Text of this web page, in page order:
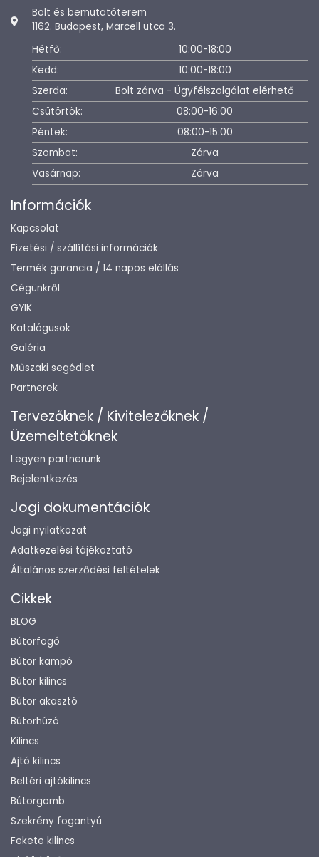
Bolt és bemutatóterem
1162. Budapest, Marcell utca 3.
Hétfő:
10:00-18:00
Kedd:
10:00-18:00
Szerda:
Bolt zárva - Ügyfélszolgálat elérhető
Csütörtök:
08:00-16:00
Péntek:
08:00-15:00
Szombat:
Zárva
Vasárnap:
Zárva
Információk
Kapcsolat
Fizetési / szállítási információk
Termék garancia / 14 napos elállás
Cégünkről
GYIK
Katalógusok
Galéria
Műszaki segédlet
Partnerek
Tervezőknek / Kivitelezőknek /
Üzemeltetőknek
Legyen partnerünk
Bejelentkezés
Jogi dokumentációk
Jogi nyilatkozat
Adatkezelési tájékoztató
Általános szerződési feltételek
Cikkek
BLOG
Bútorfogó
Bútor kampó
Bútor kilincs
Bútor akasztó
Bútorhúzó
Kilincs
Ajtó kilincs
Beltéri ajtókilincs
Bútorgomb
Szekrény fogantyú
Fekete kilincs